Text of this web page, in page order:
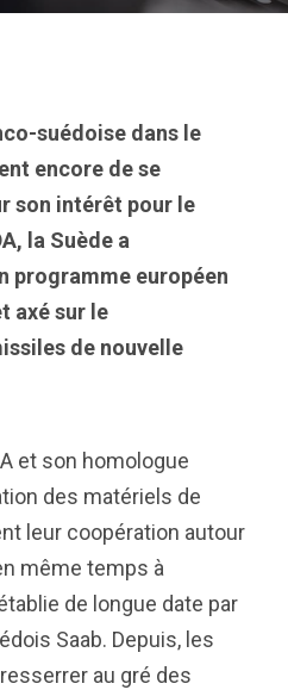
suédoise dans le
encore de se
son intérêt pour le
la Suède a
programme européen
axé sur le
de nouvelle
et son homologue
des matériels de
leur coopération autour
même temps à
de longue date par
Saab. Depuis, les
au gré des